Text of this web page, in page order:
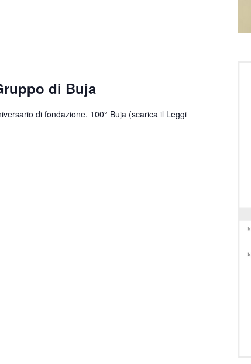
di Buja
di fondazione. 100° Buja (scarica il Leggi